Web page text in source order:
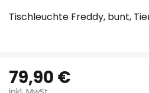
Tischleuchte Freddy, bunt,
79,90 €